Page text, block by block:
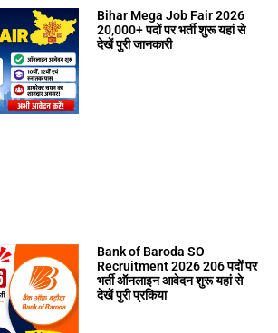
Bihar Mega Job Fair 2026
20,000+ पदों पर भर्ती शुरू यहां से
देखें पुरी जानकारी
Bank of Baroda SO
Recruitment 2026 206 पदों पर
भर्ती ऑनलाइन आवेदन शुरू यहां से
देखें पुरी प्रकिया